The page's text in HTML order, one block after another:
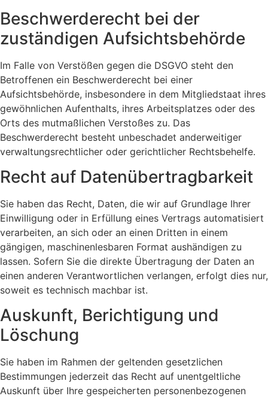
Beschwerde­recht bei der
zuständigen Aufsichts­behörde
Im Falle von Verstößen gegen die DSGVO steht den
Betroffenen ein Beschwerderecht bei einer
Aufsichtsbehörde, insbesondere in dem Mitgliedstaat ihres
gewöhnlichen Aufenthalts, ihres Arbeitsplatzes oder des
Orts des mutmaßlichen Verstoßes zu. Das
Beschwerderecht besteht unbeschadet anderweitiger
verwaltungsrechtlicher oder gerichtlicher Rechtsbehelfe.
Recht auf Daten­übertrag­barkeit
Sie haben das Recht, Daten, die wir auf Grundlage Ihrer
Einwilligung oder in Erfüllung eines Vertrags automatisiert
verarbeiten, an sich oder an einen Dritten in einem
gängigen, maschinenlesbaren Format aushändigen zu
lassen. Sofern Sie die direkte Übertragung der Daten an
einen anderen Verantwortlichen verlangen, erfolgt dies nur,
soweit es technisch machbar ist.
Auskunft, Berichtigung und
Löschung
Sie haben im Rahmen der geltenden gesetzlichen
Bestimmungen jederzeit das Recht auf unentgeltliche
Auskunft über Ihre gespeicherten personenbezogenen